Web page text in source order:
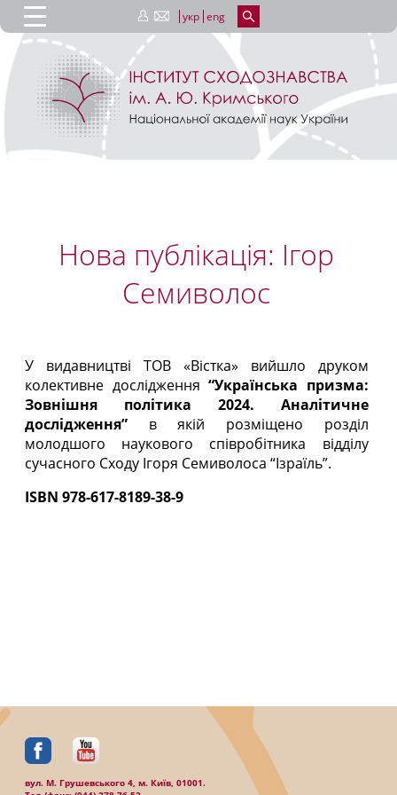
укр eng
Нова публікація: Ігор
Семиволос
У видавництві ТОВ «Вістка» вийшло друком
колективне дослідження“Українська призма:
Зовнішня політика 2024. Аналітичне
дослідження” в якій розміщено розділ
молодшого наукового співробітника відділу
сучасного Сходу Ігоря Семиволоса “Ізраїль”.
ISBN 978-617-8189-38-9
вул. М. Грушевського 4, м. Київ, 01001.